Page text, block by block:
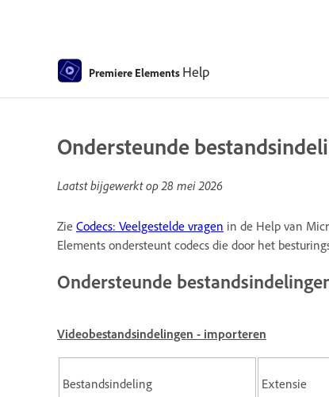
Premiere Elements Help
Ondersteunde
Laatst bijgewerkt op28 mei 2026
Zie Codecs: Veelgestelde vragen in de Help van
Elements ondersteunt codecs die door het
Ondersteunde
Videobestandsindelingen - importeren
Bestandsindeling Extensie